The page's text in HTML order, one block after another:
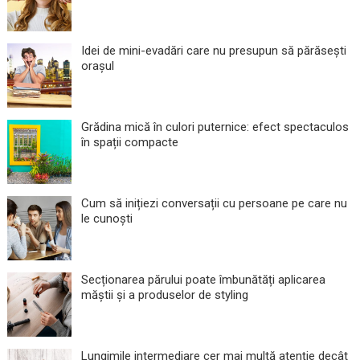
Idei de mini-evadări care nu presupun să părăsești
orașul
Grădina mică în culori puternice: efect spectaculos
în spații compacte
Cum să inițiezi conversații cu persoane pe care nu
le cunoști
Secționarea părului poate îmbunătăți aplicarea
măștii și a produselor de styling
Lungimile intermediare cer mai multă atenție decât